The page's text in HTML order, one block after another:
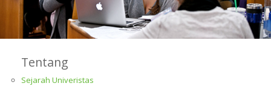
Tentang
Sejarah Univeristas